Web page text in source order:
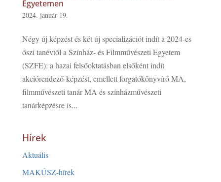
Egyetemen
2024. január 19.
Négy új képzést és két új specializációt indít a 2024-es
őszi tanévtől a Színház- és Filmművészeti Egyetem
(SZFE): a hazai felsőoktatásban elsőként indít
akciórendező-képzést, emellett forgatókönyvíró MA,
filmművészeti tanár MA és színházművészeti
tanárképzésre is...
Hírek
Aktuális
MAKÚSZ-hírek